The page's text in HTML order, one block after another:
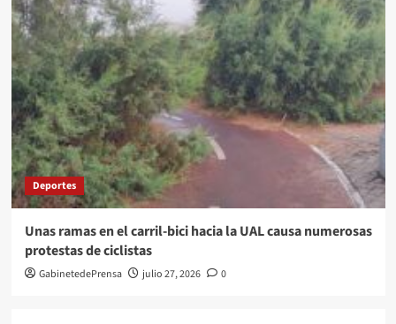
Deportes
Unas ramas en el carril-bici hacia la UAL causa numerosas
protestas de ciclistas
GabinetedePrensa julio 27, 2026 0